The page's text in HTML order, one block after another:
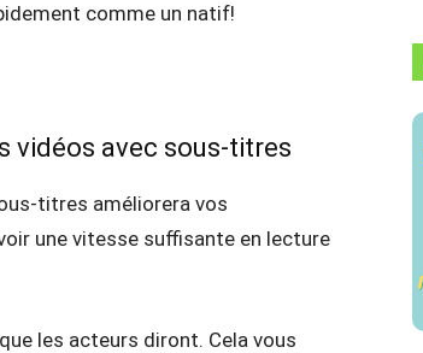
comme un natif!
vidéos avec sous-titres
titres améliorera vos
une vitesse suffisante en lecture
les acteurs diront. Cela vous